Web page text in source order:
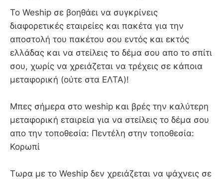
Το Weship σε βοηθάει να συγκρίνεις
διαφορετικές εταιρείες και πακέτα για την
αποστολή του πακέτου σου εντός και εκτός
ελλάδας και να στείλεις το δέμα σου απο το σπίτι
σου, χωρίς να χρειάζεται να τρέχεις σε κάποια
μεταφορική (ούτε στα ΕΛΤΑ)!
Mπες σήμερα στο weship και βρές την καλύτερη
μεταφορική εταιρεία για να στείλεις το δέμα σου
απο την τοποθεσία: Πεντέλη στην τοποθεσία:
Κορωπί
Τωρα με το Weship δεν χρειάζεται να ψάχνεις σε